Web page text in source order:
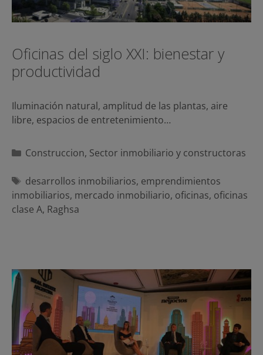
Oficinas del siglo XXI: bienestar y
productividad
Iluminación natural, amplitud de las plantas, aire
libre, espacios de entretenimiento…
Categorías
Construccion, Sector inmobiliario y constructoras
Etiquetas
desarrollos inmobiliarios, emprendimientos
inmobiliarios, mercado inmobiliario, oficinas, oficinas
clase A, Raghsa